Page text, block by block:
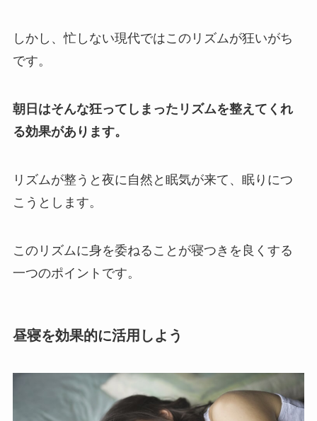
しかし、忙しない現代ではこのリズムが狂いがち
です。
朝日はそんな狂ってしまったリズムを整えてくれ
る効果があります。
リズムが整うと夜に自然と眠気が来て、眠りにつ
こうとします。
このリズムに身を委ねることが寝つきを良くする
一つのポイントです。
昼寝を効果的に活用しよう